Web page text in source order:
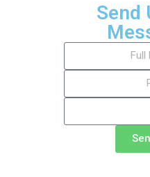
Send